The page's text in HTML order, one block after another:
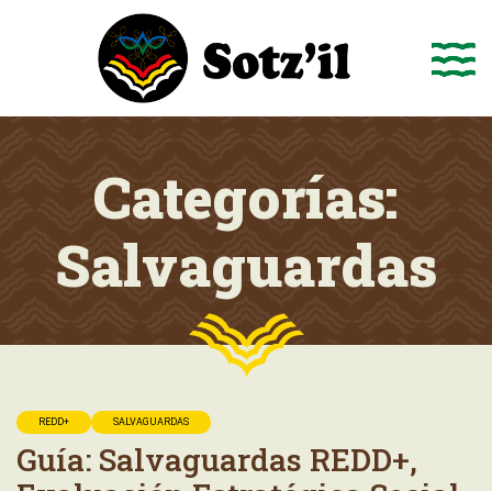
Categorías:
Salvaguardas
REDD+ SALVAGUARDAS
Guía: Salvaguardas REDD+,